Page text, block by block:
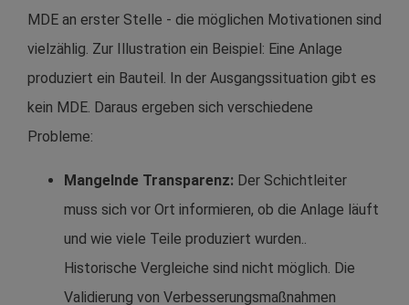
MDE an erster Stelle - die möglichen Motivationen sind
vielzählig. Zur Illustration ein Beispiel: Eine Anlage
produziert ein Bauteil. In der Ausgangssituation gibt es
kein MDE. Daraus ergeben sich verschiedene
Probleme:
Mangelnde Transparenz: Der Schichtleiter
muss sich vor Ort informieren, ob die Anlage läuft
und wie viele Teile produziert wurden..
Historische Vergleiche sind nicht möglich. Die
Validierung von Verbesserungsmaßnahmen